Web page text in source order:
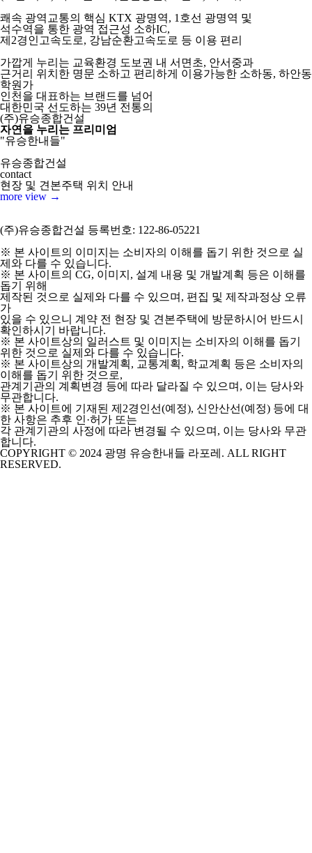
쾌속 광역교통의 핵심 KTX 광명역, 1호선 광명역 및
석수역을 통한 광역 접근성 소하IC,
제2경인고속도로, 강남순환고속도로 등 이용 편리
가깝게 누리는 교육환경 도보권 내 서면초, 안서중과
근거리 위치한 명문 소하고 편리하게 이용가능한 소하동, 하안동
학원가
인천을 대표하는 브랜드를 넘어
대한민국 선도하는 39년 전통의
(주)유승종합건설
자연을 누리는 프리미엄
"유승한내들"
유승종합건설
contact
현장 및 견본주택 위치 안내
more view →
(주)유승종합건설 등록번호: 122-86-05221
※ 본 사이트의 이미지는 소비자의 이해를 돕기 위한 것으로 실
제와 다를 수 있습니다.
※ 본 사이트의 CG, 이미지, 설계 내용 및 개발계획 등은 이해를
돕기 위해
제작된 것으로 실제와 다를 수 있으며, 편집 및 제작과정상 오류
가
있을 수 있으니 계약 전 현장 및 견본주택에 방문하시어 반드시
확인하시기 바랍니다.
※ 본 사이트상의 일러스트 및 이미지는 소비자의 이해를 돕기
위한 것으로 실제와 다를 수 있습니다.
※ 본 사이트상의 개발계획, 교통계획, 학교계획 등은 소비자의
이해를 돕기 위한 것으로,
관계기관의 계획변경 등에 따라 달라질 수 있으며, 이는 당사와
무관합니다.
※ 본 사이트에 기재된 제2경인선(예정), 신안산선(예정) 등에 대
한 사항은 추후 인·허가 또는
각 관계기관의 사정에 따라 변경될 수 있으며, 이는 당사와 무관
합니다.
COPYRIGHT © 2024 광명 유승한내들 라포레. ALL RIGHT
RESERVED.